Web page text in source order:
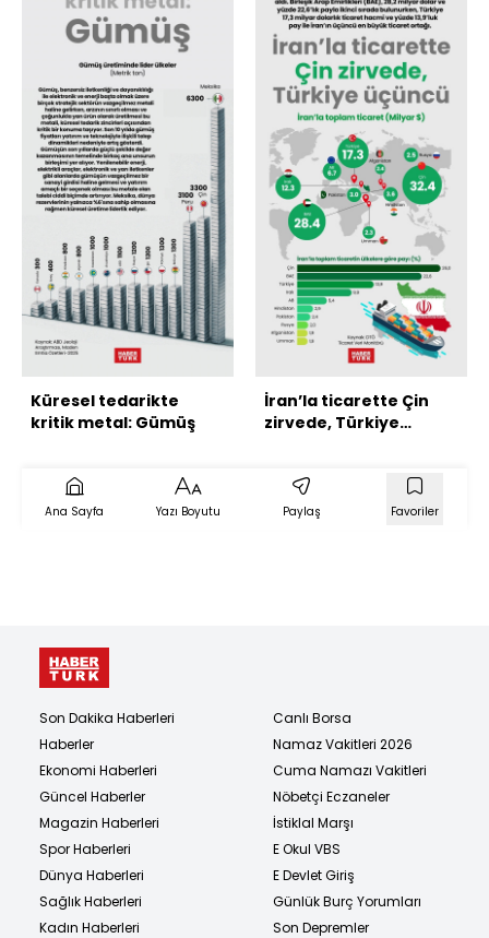
Küresel tedarikte
kritik metal: Gümüş
İran’la ticarette Çin
zirvede, Türkiye
Ana Sayfa Yazı Boyutu Paylaş Favoriler
Son Dakika Haberleri
Haberler
Ekonomi Haberleri
Güncel Haberler
Magazin Haberleri
Spor Haberleri
Dünya Haberleri
Sağlık Haberleri
Kadın Haberleri
Canlı Borsa
Namaz Vakitleri 2026
Cuma Namazı Vakitleri
Nöbetçi Eczaneler
İstiklal Marşı
E Okul VBS
E Devlet Giriş
Günlük Burç Yorumları
Son Depremler